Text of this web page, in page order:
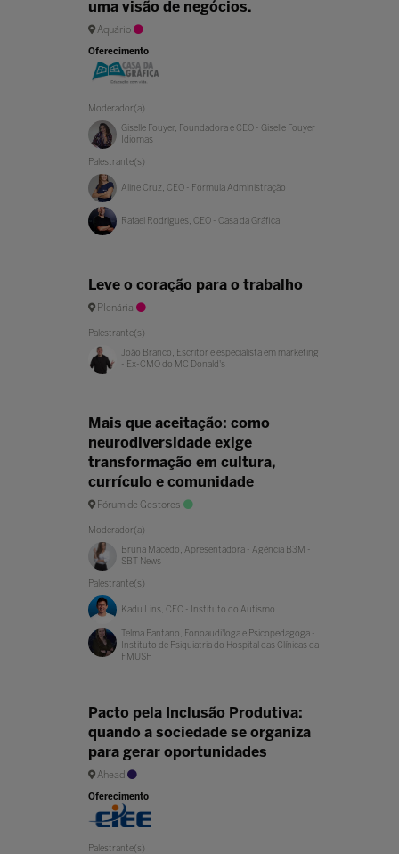
uma visão de negócios.
Aquário
Oferecimento
Moderador(a)
Giselle Fouyer, Foundadora e CEO - Giselle Fouyer
Idiomas
Palestrante(s)
Aline Cruz, CEO - Fórmula Administração
Rafael Rodrigues, CEO - Casa da Gráfica
Leve o coração para o trabalho
Plenária
Palestrante(s)
João Branco, Escritor e especialista em marketing
- Ex-CMO do MC Donald's
Mais que aceitação: como
neurodiversidade exige
transformação em cultura,
currículo e comunidade
Fórum de Gestores
Moderador(a)
Bruna Macedo, Apresentadora - Agência B3M -
SBT News
Palestrante(s)
Kadu Lins, CEO - Instituto do Autismo
Telma Pantano, Fonoaudi'loga e Psicopedagoga -
Instituto de Psiquiatria do Hospital das Clínicas da
FMUSP
⁠Pacto pela Inclusão Produtiva:
quando a sociedade se organiza
para gerar oportunidades
Ahead
Oferecimento
Palestrante(s)